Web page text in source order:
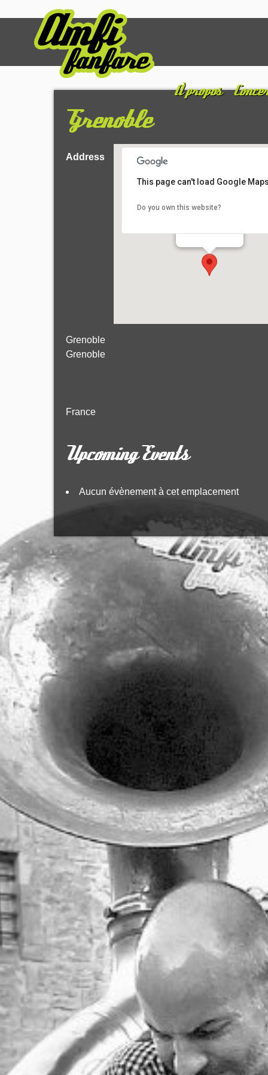
À propos
Grenoble
This page can't load Google
Do you own this website?
Address
Grenoble
Grenoble
France
Upcoming Events
Aucun évènement à cet emplacement